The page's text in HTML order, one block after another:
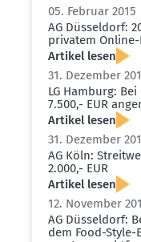
05. Februar 2015
AG Düsseldorf:
privatem
Artikel lesen
31. Dezember
LG Hamburg:
7.500,- EUR
Artikel lesen
31. Dezember
AG Köln:
2.000,- EUR
Artikel lesen
12. November
AG Düsseldorf:
dem Food-Style-